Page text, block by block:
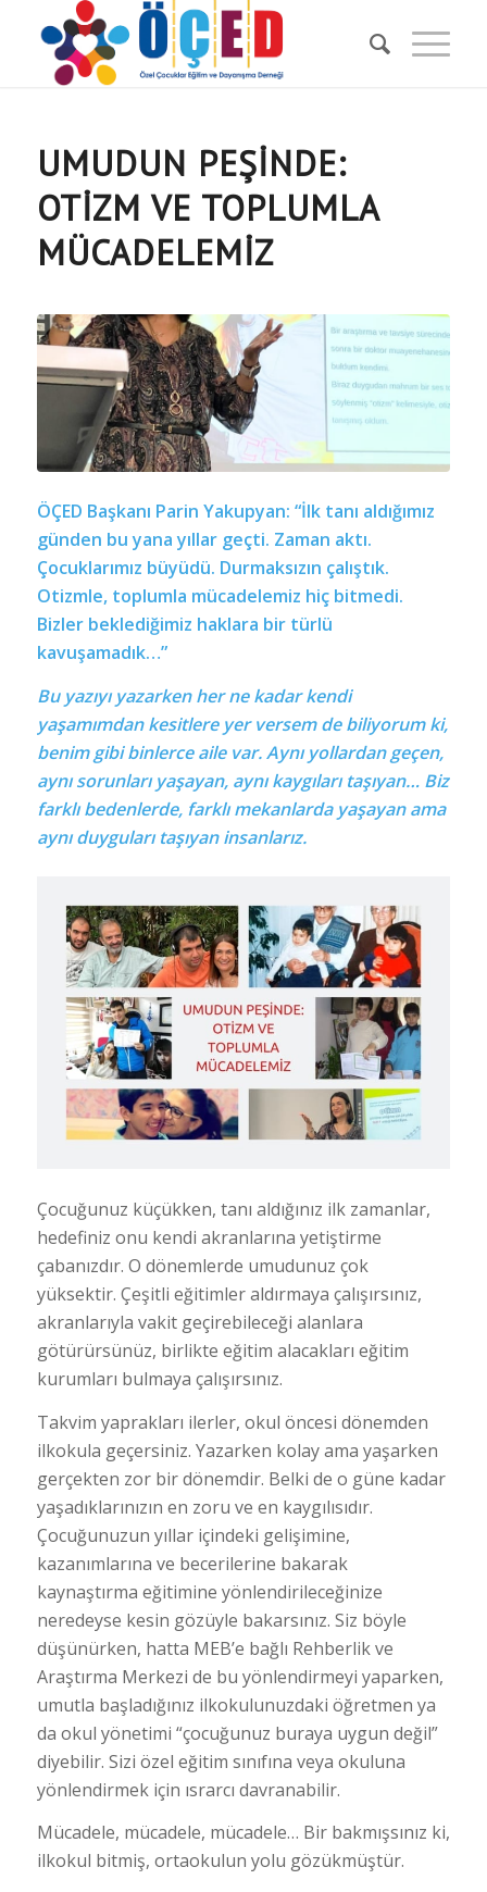
UMUDUN PEŞINDE:
OTIZM VE TOPLUMLA
MÜCADELEMIZ
ÖÇED Başkanı Parin Yakupyan: “İlk tanı aldığımız
günden bu yana yıllar geçti. Zaman aktı.
Çocuklarımız büyüdü. Durmaksızın çalıştık.
Otizmle, toplumla mücadelemiz hiç bitmedi.
Bizler beklediğimiz haklara bir türlü
kavuşamadık…”
Bu yazıyı yazarken her ne kadar kendi
yaşamımdan kesitlere yer versem de biliyorum ki,
benim gibi binlerce aile var. Aynı yollardan geçen,
aynı sorunları yaşayan, aynı kaygıları taşıyan… Biz
farklı bedenlerde, farklı mekanlarda yaşayan ama
aynı duyguları taşıyan insanlarız.
Çocuğunuz küçükken, tanı aldığınız ilk zamanlar,
hedefiniz onu kendi akranlarına yetiştirme
çabanızdır. O dönemlerde umudunuz çok
yüksektir. Çeşitli eğitimler aldırmaya çalışırsınız,
akranlarıyla vakit geçirebileceği alanlara
götürürsünüz, birlikte eğitim alacakları eğitim
kurumları bulmaya çalışırsınız.
Takvim yaprakları ilerler, okul öncesi dönemden
ilkokula geçersiniz. Yazarken kolay ama yaşarken
gerçekten zor bir dönemdir. Belki de o güne kadar
yaşadıklarınızın en zoru ve en kaygılısıdır.
Çocuğunuzun yıllar içindeki gelişimine,
kazanımlarına ve becerilerine bakarak
kaynaştırma eğitimine yönlendirileceğinize
neredeyse kesin gözüyle bakarsınız. Siz böyle
düşünürken, hatta MEB’e bağlı Rehberlik ve
Araştırma Merkezi de bu yönlendirmeyi yaparken,
umutla başladığınız ilkokulunuzdaki öğretmen ya
da okul yönetimi “çocuğunuz buraya uygun değil”
diyebilir. Sizi özel eğitim sınıfına veya okuluna
yönlendirmek için ısrarcı davranabilir.
Mücadele, mücadele, mücadele… Bir bakmışsınız ki,
ilkokul bitmiş, ortaokulun yolu gözükmüştür.